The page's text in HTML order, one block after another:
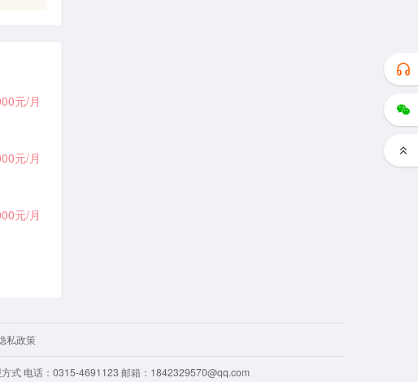
元/月
元/月
元/月
私政策
式 电话：0315-4691123 邮箱：1842329570@qq.com